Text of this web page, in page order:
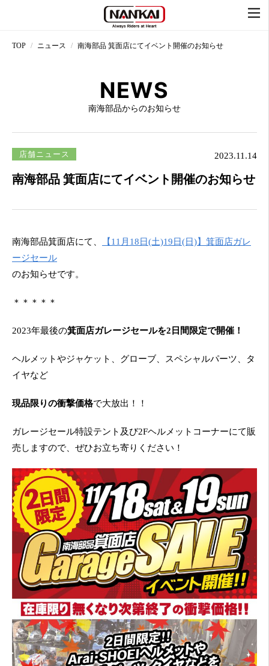
TOP ニュース 南海部品 箕面店にてイベント開催のお知らせ
NEWS
南海部品からのお知らせ
店舗ニュース 2023.11.14
南海部品 箕面店にてイベント開催のお知らせ
南海部品箕面店にて、
【11月18日(土)19日(日)】箕面店ガレ
ージセール
のお知らせです。
＊＊＊＊＊
2023年最後の箕面店ガレージセールを2日間限定で開催！
ヘルメットやジャケット、グローブ、スペシャルパーツ、タ
イヤなど
現品限りの衝撃価格で大放出！！
ガレージセール特設テント及び2Fヘルメットコーナーにて販
売しますので、ぜひお立ち寄りください！